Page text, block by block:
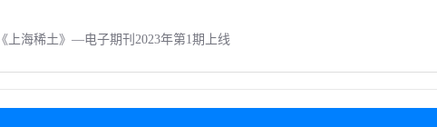
上海稀土》—电子期刊2023年第1期上线